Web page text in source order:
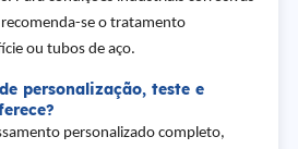
se o tratamento
ou tubos de aço.
personalização, teste e
personalizado completo,